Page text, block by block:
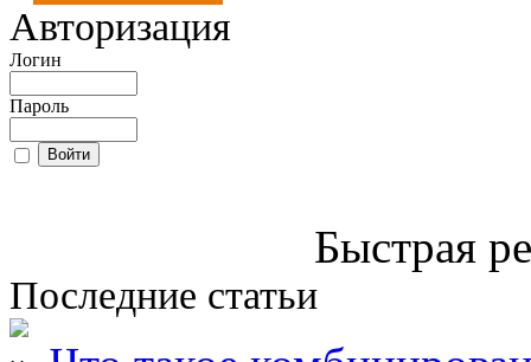
Авторизация
Логин
Пароль
Быстрая
Последние статьи